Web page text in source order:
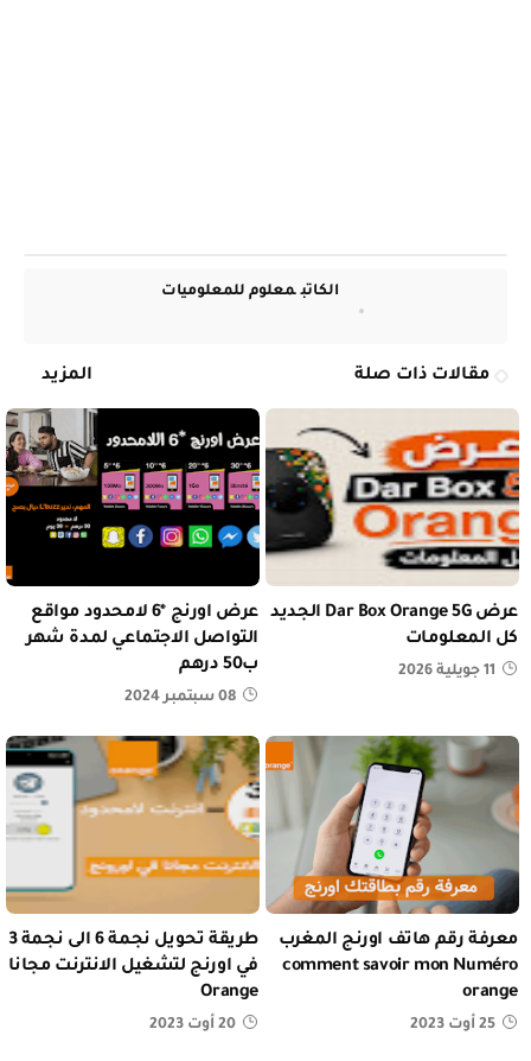
الكاتب معلوم للمعلوميات
مقالات ذات صلة المزيد
عرض Dar Box Orange 5G الجديد
كل المعلومات
11 جويلية 2026
عرض اورنج *6 لامحدود مواقع
التواصل الاجتماعي لمدة شهر
ب50 درهم
08 سبتمبر 2024
معرفة رقم هاتف اورنج المغرب
comment savoir mon Numéro
orange
25 أوت 2023
طريقة تحويل نجمة 6 الى نجمة 3
في اورنج لتشغيل الانترنت مجانا
Orange
20 أوت 2023